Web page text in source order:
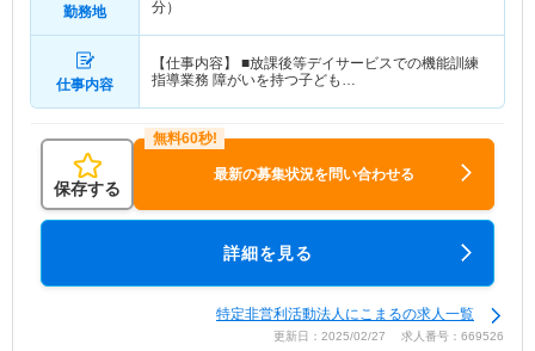
勤務地 分）
仕事内容
【仕事内容】 ■放課後等デイサービスでの機能訓練
指導業務 障がいを持つ子ども…
保存する
最新の募集状況を問い合わせる
詳細を見る
特定非営利活動法人にこまるの求人一覧
更新日：2025/02/27 求人番号：669526